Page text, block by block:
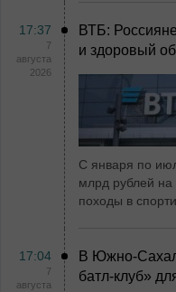
17:37
7
августа
2026
ВТБ:
и здоровый
С января по
млрд рублей на
походы в
17:04
7
августа
В Южно-
батл-клуб»